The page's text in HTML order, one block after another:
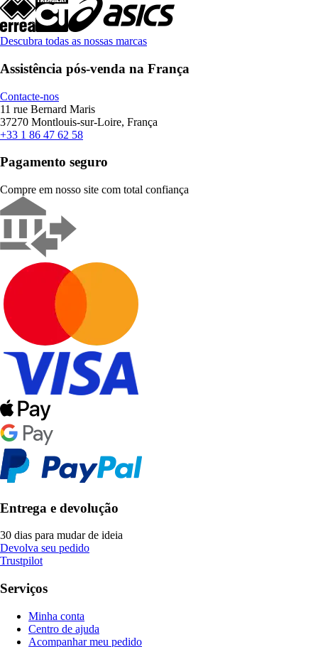
Descubra todas as nossas marcas
Assistência pós-venda na França
Contacte-nos
11 rue Bernard Maris
37270 Montlouis-sur-Loire, França
+33 1 86 47 62 58
Pagamento seguro
Compre em nosso site com total confiança
Entrega e devolução
30 dias para mudar de ideia
Devolva seu pedido
Trustpilot
Serviços
Minha conta
Centro de ajuda
Acompanhar meu pedido